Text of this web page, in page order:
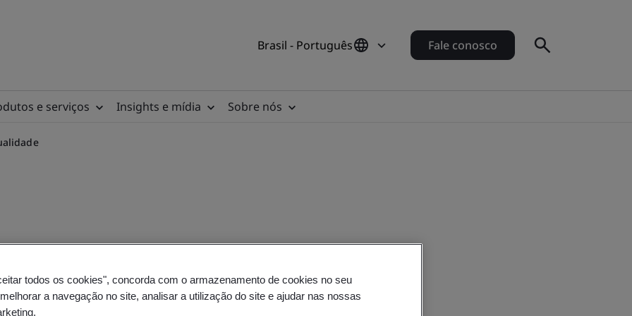
Brasil - Português Fale conosco
e serviços Insights e mídia Sobre nós
9001 - Gestão da qualidade
todos os cookies", concorda com o armazenamento de cookies no seu
a navegação no site, analisar a utilização do site e ajudar nas nossas